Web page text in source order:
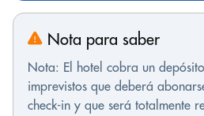
Nota para saber
Nota: El hotel cobra un
imprevistos que deberá
check-in y que será totalmente